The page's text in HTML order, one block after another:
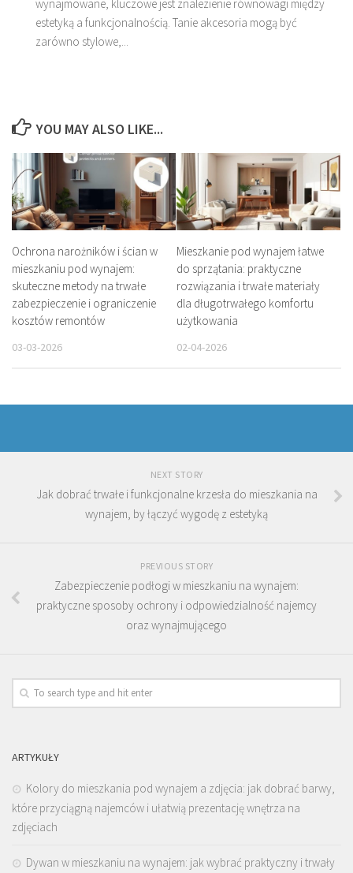
wynajmowane, kluczowe jest znalezienie równowagi między
estetyką a funkcjonalnością. Tanie akcesoria mogą być
zarówno stylowe,...
YOU MAY ALSO LIKE...
Ochrona narożników i ścian w
mieszkaniu pod wynajem:
skuteczne metody na trwałe
zabezpieczenie i ograniczenie
kosztów remontów
03-03-2026
Mieszkanie pod wynajem łatwe
do sprzątania: praktyczne
rozwiązania i trwałe materiały
dla długotrwałego komfortu
użytkowania
02-04-2026
NEXT STORY
Jak dobrać trwałe i funkcjonalne krzesła do mieszkania na
wynajem, by łączyć wygodę z estetyką
PREVIOUS STORY
Zabezpieczenie podłogi w mieszkaniu na wynajem:
praktyczne sposoby ochrony i odpowiedzialność najemcy
oraz wynajmującego
ARTYKUŁY
Kolory do mieszkania pod wynajem a zdjęcia: jak dobrać barwy,
które przyciągną najemców i ułatwią prezentację wnętrza na
zdjęciach
Dywan w mieszkaniu na wynajem: jak wybrać praktyczny i trwały